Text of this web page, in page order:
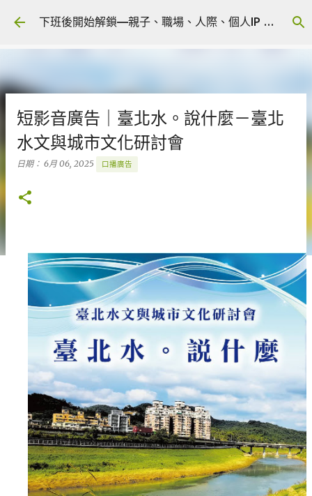
跳到主要內容 下班後開始解鎖—親子、職場、人際、個人IP 🎧 Podcast
短影音廣告｜臺北水。說什麼－臺北
水文與城市文化研討會
日期： 6月 06, 2025 口播廣告